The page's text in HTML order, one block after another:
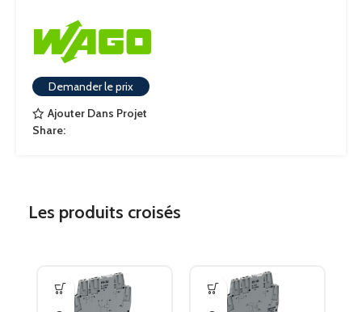
CHUTE DE TENSION SORTIE
COURANT FUITE DE TENSION
TEMPS DE RETOMBÉE ≤ 10 ms
Demander le prix
Ajouter Dans Projet
Share:
Les produits croisés